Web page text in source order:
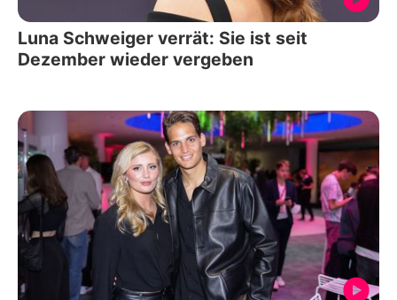
Luna Schweiger verrät: Sie ist seit
Dezember wieder vergeben